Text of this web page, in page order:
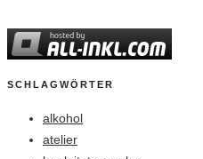
SCHLAGWÖRTER
alkohol
atelier